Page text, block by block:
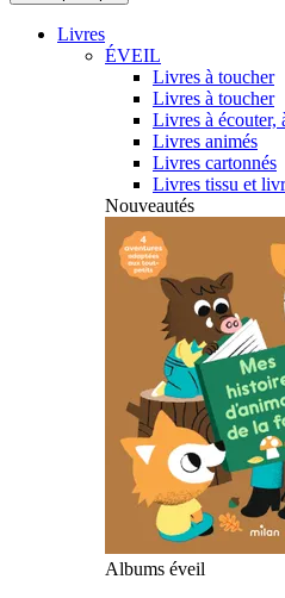
Livres
ÉVEIL
Livres à toucher
Livres à toucher
Livres à écouter,
Livres animés
Livres cartonnés
Livres tissu et
Nouveautés
Albums éveil